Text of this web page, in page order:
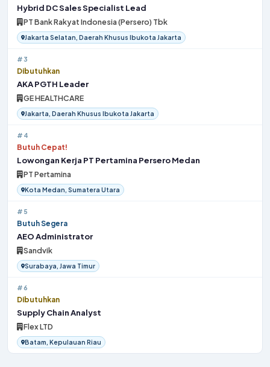
Hybrid DC Sales Specialist Lead
PT Bank Rakyat Indonesia (Persero) Tbk
Jakarta Selatan, Daerah Khusus Ibukota Jakarta
#3
Dibutuhkan
AKA PGTH Leader
GE HEALTHCARE
Jakarta, Daerah Khusus Ibukota Jakarta
#4
Butuh Cepat!
Lowongan Kerja PT Pertamina Persero Medan
PT Pertamina
Kota Medan, Sumatera Utara
#5
Butuh Segera
AEO Administrator
Sandvik
Surabaya, Jawa Timur
#6
Dibutuhkan
Supply Chain Analyst
Flex LTD
Batam, Kepulauan Riau